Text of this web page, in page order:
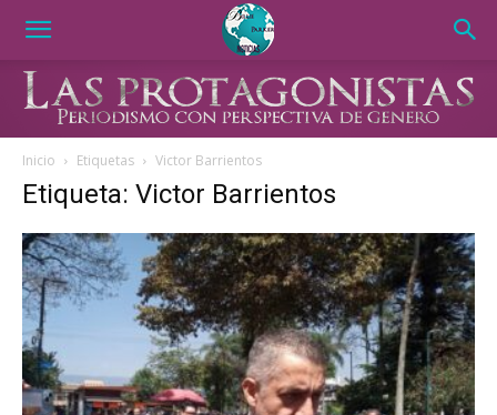
Inicio Etiquetas Victor Barrientos
Etiqueta: Victor Barrientos